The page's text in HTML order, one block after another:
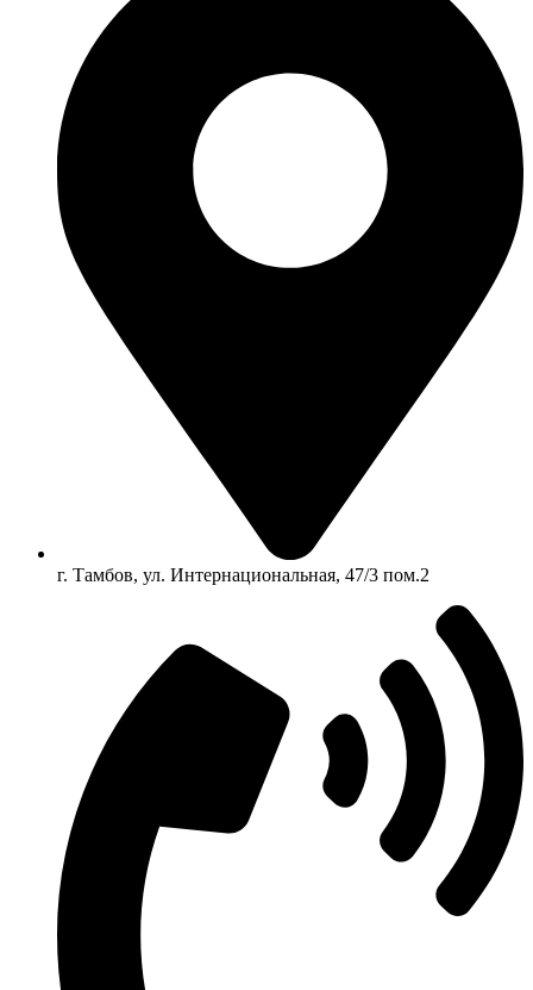
г. Тамбов, ул. Интернациональная, 47/3 пом.2